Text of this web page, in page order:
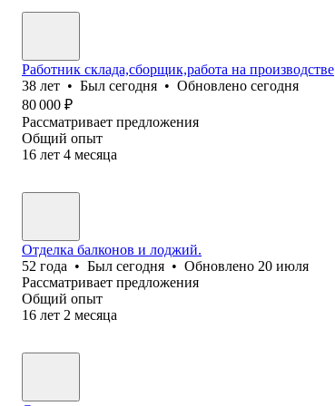
Работник склада,сборщик,работа на производстве
38 лет • Был сегодня • Обновлено сегодня
80 000 ₽
Рассматривает предложения
Общий опыт
16 лет 4 месяца
Отделка балконов и лоджий.
52 года • Был сегодня • Обновлено 20 июля
Рассматривает предложения
Общий опыт
16 лет 2 месяца